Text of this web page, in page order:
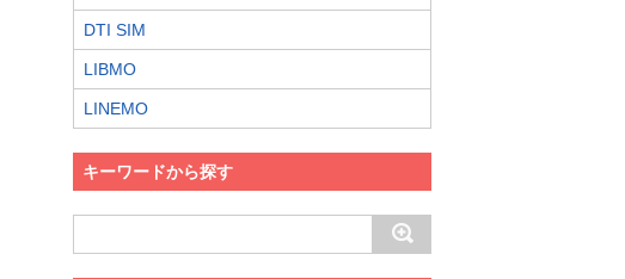
DTI SIM
LIBMO
LINEMO
キーワードから探す